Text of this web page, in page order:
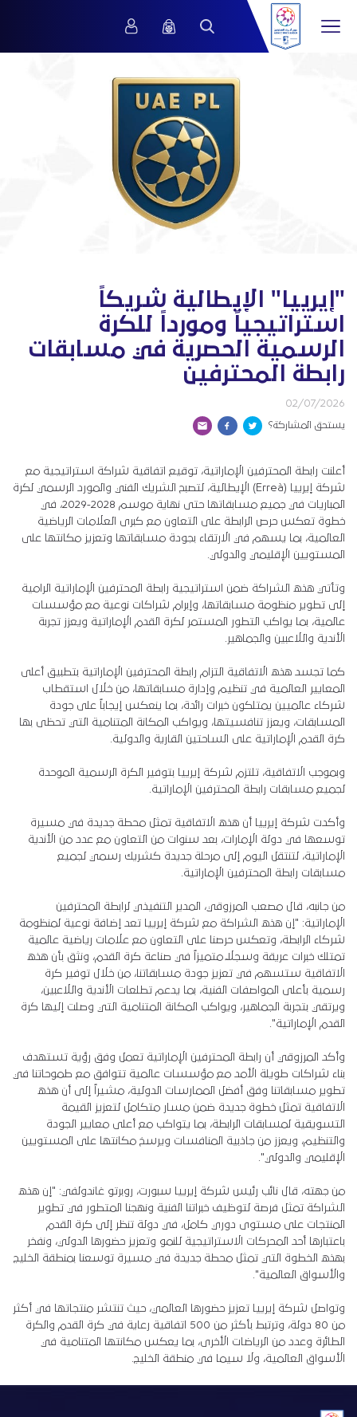
"إيرييا" الإيطالية شريكاً
استراتيجياً ومورداً للكرة
الرسمية الحصرية في مسابقات
رابطة المحترفين
02/07/2026
يستحق المشاركة؟
أعلنت رابطة المحترفين الإماراتية، توقيع اتفاقية شراكة استراتيجية مع
شركة إيرييا (Erreà) الإيطالية، لتصبح الشريك الفني والمورد الرسمي لكرة
المباريات في جميع مسابقاتها حتى نهاية موسم 2028-2029، في
خطوة تعكس حرص الرابطة على التعاون مع كبرى العلامات الرياضية
العالمية، بما يسهم في الارتقاء بجودة مسابقاتها وتعزيز مكانتها على
المستويين الإقليمي والدولي.
‎وتأتي هذه الشراكة ضمن استراتيجية رابطة المحترفين الإماراتية الرامية
إلى تطوير منظومة مسابقاتها، وإبرام شراكات نوعية مع مؤسسات
عالمية، بما يواكب التطور المستمر لكرة القدم الإماراتية ويعزز تجربة
الأندية واللاعبين والجماهير.
‎كما تجسد هذه الاتفاقية التزام رابطة المحترفين الإماراتية بتطبيق أعلى
المعايير العالمية في تنظيم وإدارة مسابقاتها، من خلال استقطاب
شركاء عالميين يمتلكون خبرات رائدة، بما ينعكس إيجاباً على جودة
المسابقات، ويعزز تنافسيتها، ويواكب المكانة المتنامية التي تحظى بها
كرة القدم الإماراتية على الساحتين القارية والدولية.
وبموجب الاتفاقية، تلتزم شركة إيرييا بتوفير الكرة الرسمية الموحدة
لجميع مسابقات رابطة المحترفين الإماراتية.
وأكدت شركة إيرييا أن هذه الاتفاقية تمثل محطة جديدة في مسيرة
توسعها في دولة الإمارات، بعد سنوات من التعاون مع عدد من الأندية
الإماراتية، لتنتقل اليوم إلى مرحلة جديدة كشريك رسمي لجميع
مسابقات رابطة المحترفين الإماراتية.
من جانبه، قال مصعب المرزوقي، المدير التنفيذي لرابطة المحترفين
الإماراتية: "إن هذه الشراكة مع شركة إيرييا تعد إضافة نوعية لمنظومة
شركاء الرابطة، وتعكس حرصنا على التعاون مع علامات رياضية عالمية
تمتلك خبرات عريقة وسجلاً متميزاً في صناعة كرة القدم، ونثق بأن هذه
الاتفاقية ستسهم في تعزيز جودة مسابقاتنا، من خلال توفير كرة
رسمية بأعلى المواصفات الفنية، بما يدعم تطلعات الأندية واللاعبين،
ويرتقي بتجربة الجماهير، ويواكب المكانة المتنامية التي وصلت إليها كرة
القدم الإماراتية".
‎وأكد المرزوقي أن رابطة المحترفين الإماراتية تعمل وفق رؤية تستهدف
بناء شراكات طويلة الأمد مع مؤسسات عالمية تتوافق مع طموحاتنا في
تطوير مسابقاتنا وفق أفضل الممارسات الدولية، مشيراً إلى أن هذه
الاتفاقية تمثل خطوة جديدة ضمن مسار متكامل لتعزيز القيمة
التسويقية لمسابقات الرابطة، بما يتواكب مع أعلى معايير الجودة
والتنظيم، ويعزز من جاذبية المنافسات ويرسخ مكانتها على المستويين
الإقليمي والدولي".
من جهته، قال نائب رئيس شركة إيرييا سبورت، روبرتو غاندولفي: "إن هذه
الشراكة تمثل فرصة لتوظيف خبراتنا الفنية ونهجنا المتطور في تطوير
المنتجات على مستوى دوري كامل، في دولة تنظر إلى كرة القدم
باعتبارها أحد المحركات الاستراتيجية للنمو وتعزيز حضورها الدولي، ونفخر
بهذه الخطوة التي تمثل محطة جديدة في مسيرة توسعنا بمنطقة الخليج
والأسواق العالمية".
وتواصل شركة إيرييا تعزيز حضورها العالمي، حيث تنتشر منتجاتها في أكثر
من 80 دولة، وترتبط بأكثر من 500 اتفاقية رعاية في كرة القدم والكرة
الطائرة وعدد من الرياضات الأخرى، بما يعكس مكانتها المتنامية في
الأسواق العالمية، ولا سيما في منطقة الخليج.